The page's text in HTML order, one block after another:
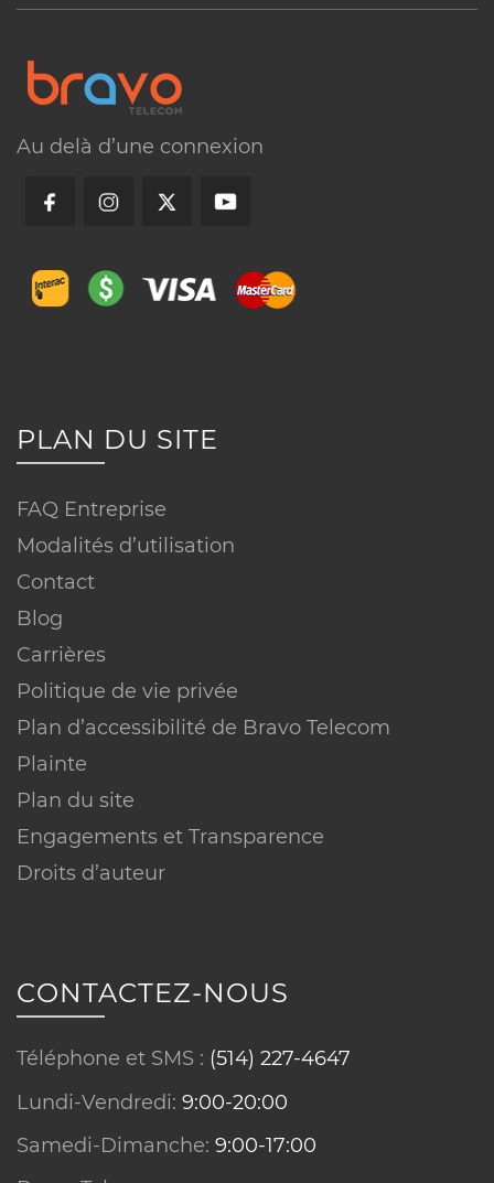
Au delà d’une connexion
PLAN DU SITE
FAQ Entreprise
Modalités d’utilisation
Contact
Blog
Carrières
Politique de vie privée
Plan d’accessibilité de Bravo Telecom
Plainte
Plan du site
Engagements et Transparence
Droits d’auteur
CONTACTEZ-NOUS
Téléphone et SMS : (514) 227-4647
Lundi-Vendredi: 9:00-20:00
Samedi-Dimanche: 9:00-17:00
Consultez notre support
Réseau ou technologie :
Vitesse :